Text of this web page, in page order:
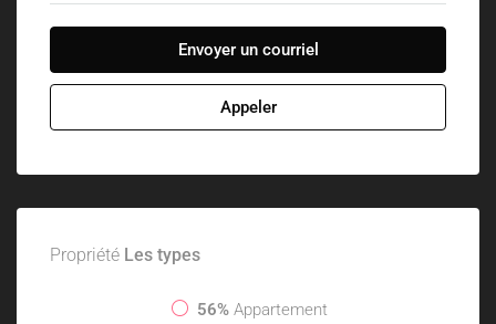
Envoyer un courriel
Appeler
Propriété Les types
56% Appartement